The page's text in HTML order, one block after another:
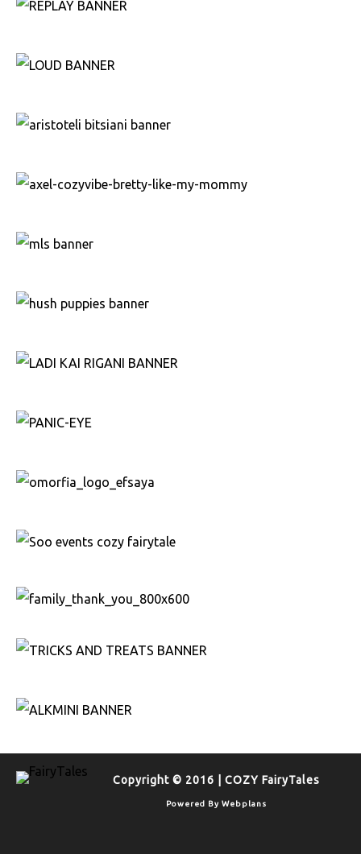
Copyright © 2016 | COZY FairyTales
Powered By Webplans